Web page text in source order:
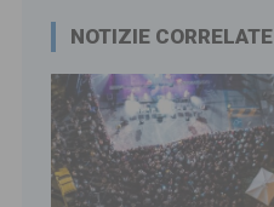
NOTIZIE CORRELATE